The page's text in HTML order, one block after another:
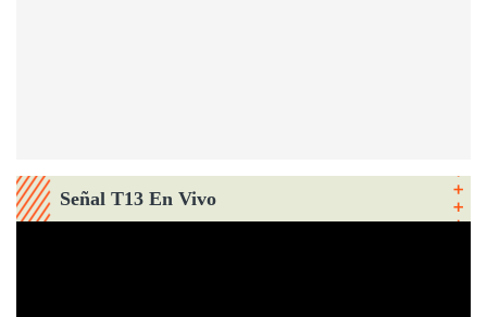
Señal T13 En Vivo